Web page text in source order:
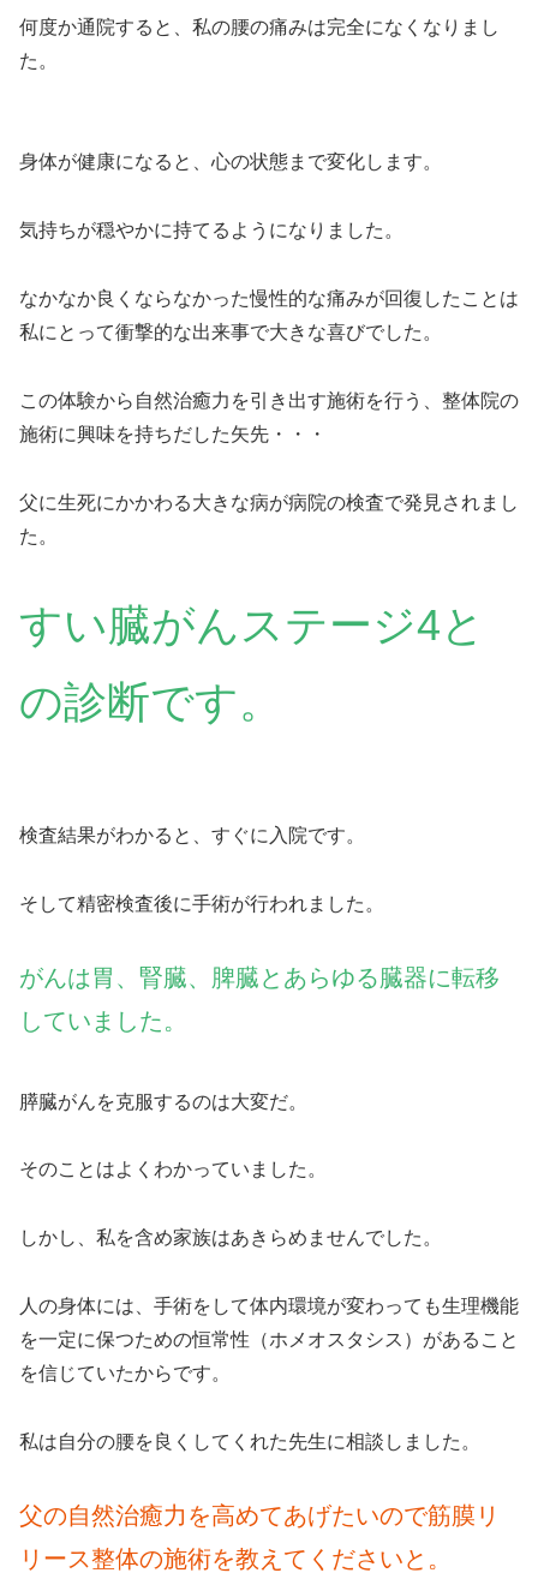
何度か通院すると、私の腰の痛みは完全になくなりまし
た。
身体が健康になると、心の状態まで変化します。
気持ちが穏やかに持てるようになりました。
なかなか良くならなかった慢性的な痛みが回復したことは
私にとって衝撃的な出来事で大きな喜びでした。
この体験から自然治癒力を引き出す施術を行う、整体院の
施術に興味を持ちだした矢先・・・
父に生死にかかわる大きな病が病院の検査で発見されまし
た。
すい臓がんステージ4と
の診断です。
検査結果がわかると、すぐに入院です。
そして精密検査後に手術が行われました。
がんは胃、腎臓、脾臓とあらゆる臓器に転移
していました。
膵臓がんを克服するのは大変だ。
そのことはよくわかっていました。
しかし、私を含め家族はあきらめませんでした。
人の身体には、手術をして体内環境が変わっても生理機能
を一定に保つための恒常性（ホメオスタシス）があること
を信じていたからです。
私は自分の腰を良くしてくれた先生に相談しました。
父の自然治癒力を高めてあげたいので筋膜リ
リース整体の施術を教えてくださいと。